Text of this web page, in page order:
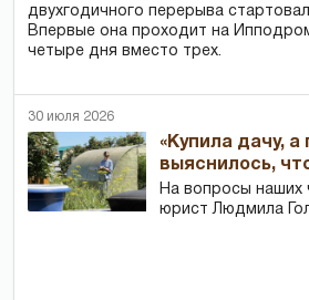
двухгодичного перерыва
Впервые она проходит на
четыре дня вместо трех.
30 июля 2026
«Купила дачу, а
выяснилось,
На вопросы наших
юрист Людмила